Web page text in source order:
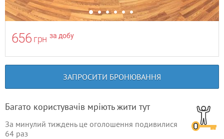
656 грн за добу
ЗАПРОСИТИ БРОНЮВАННЯ
Багато користувачів мріють жити тут
За минулий тиждень це оголошення подивилися
64 раз